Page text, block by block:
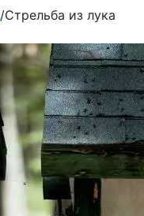
/Стрельба из лука